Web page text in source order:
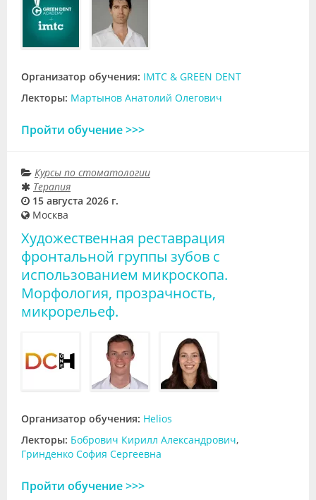
Организатор обучения: IMTC & GREEN DENT
Лекторы: Мартынов Анатолий Олегович
Пройти обучение >>>
Курсы по стоматологии
Терапия
15 августа 2026 г.
Москва
Художественная реставрация
фронтальной группы зубов c
использованием микроскопа.
Морфология, прозрачность,
микрорельеф.
Организатор обучения: Helios
Лекторы: Бобрович Кирилл Александрович,
Гринденко София Сергеевна
Пройти обучение >>>